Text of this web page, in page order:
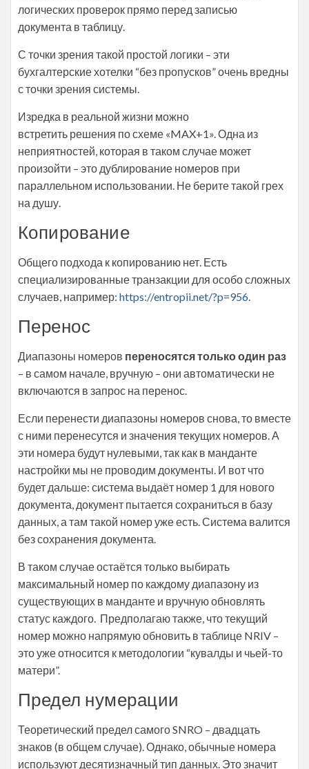
логических проверок прямо перед записью
документа в таблицу.
С точки зрения такой простой логики – эти
бухгалтерские хотелки “без пропусков” очень вредны
с точки зрения системы.
Изредка в реальной жизни можно
встретить решения по схеме «MAX+1». Одна из
неприятностей, которая в таком случае может
произойти – это дублирование номеров при
параллельном использовании. Не берите такой грех
на душу.
Копирование
Общего подхода к копированию нет. Есть
специализированные транзакции для особо сложных
случаев, например: https://entropii.net/?p=956.
Перенос
Диапазоны номеров переносятся только один раз
– в самом начале, вручную – они автоматически не
включаются в запрос на перенос.
Если перенести диапазоны номеров снова, то вместе
с ними перенесутся и значения текущих номеров. А
эти номера будут нулевыми, так как в манданте
настройки мы не проводим документы. И вот что
будет дальше: система выдаёт номер 1 для нового
документа, документ пытается сохраниться в базу
данных, а там такой номер уже есть. Система валится
без сохранения документа.
В таком случае остаётся только выбирать
максимальный номер по каждому диапазону из
существующих в манданте и вручную обновлять
статус каждого. Предполагаю также, что текущий
номер можно напрямую обновить в таблице NRIV –
это уже относится к методологии “кувалды и чьей-то
матери”.
Предел нумерации
Теоретический предел самого SNRO – двадцать
знаков (в общем случае). Однако, обычные номера
используют десятизначный тип данных. Это значит